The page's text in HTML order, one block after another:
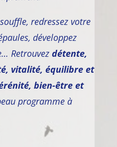
redressez votre
développez
Retrouvez détente,
vitalité, équilibre et
bien-être et
programme à